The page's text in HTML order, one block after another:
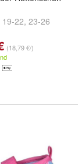
19-22, 23-26
(18,79 €/)